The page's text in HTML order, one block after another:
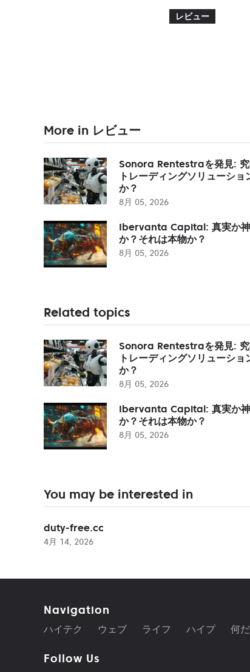
レビュー
More in レビュー
Sonora Rentestraを発見:
トレーディングソリューショ
か？
8月 05, 2026
Ibervanta Capital: 真実か
か？それは本物か？
8月 05, 2026
Related topics
Sonora Rentestraを発見:
トレーディングソリューショ
か？
8月 05, 2026
Ibervanta Capital: 真実か
か？それは本物か？
8月 05, 2026
You may be interested in
duty-free.cc
4月 14, 2026
Navigation
ハイテク ウェブ ライフ ハイプ 何
Follow Us